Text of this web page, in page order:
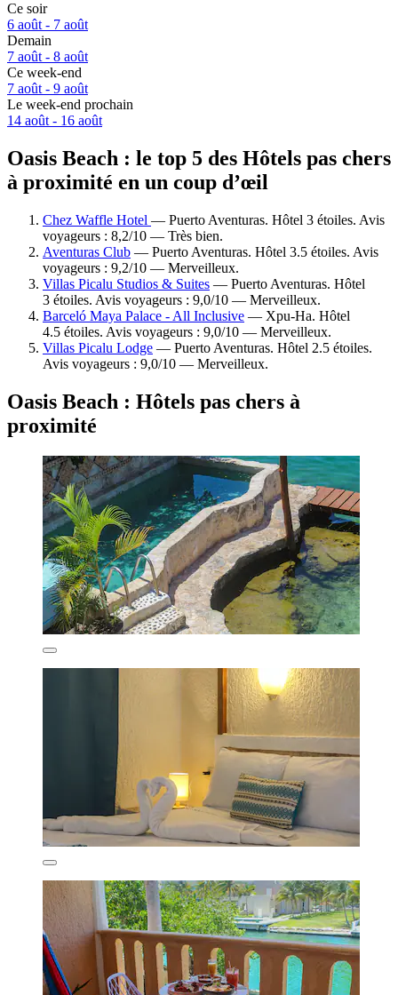
Ce soir
6 août - 7 août
Demain
7 août - 8 août
Ce week-end
7 août - 9 août
Le week-end prochain
14 août - 16 août
Oasis Beach : le top 5 des Hôtels pas chers
à proximité en un coup d’œil
Chez Waffle Hotel — Puerto Aventuras. Hôtel 3 étoiles. Avis
voyageurs : 8,2/10 — Très bien.
Aventuras Club — Puerto Aventuras. Hôtel 3.5 étoiles. Avis
voyageurs : 9,2/10 — Merveilleux.
Villas Picalu Studios & Suites — Puerto Aventuras. Hôtel
3 étoiles. Avis voyageurs : 9,0/10 — Merveilleux.
Barceló Maya Palace - All Inclusive — Xpu-Ha. Hôtel
4.5 étoiles. Avis voyageurs : 9,0/10 — Merveilleux.
Villas Picalu Lodge — Puerto Aventuras. Hôtel 2.5 étoiles.
Avis voyageurs : 9,0/10 — Merveilleux.
Oasis Beach : Hôtels pas chers à
proximité